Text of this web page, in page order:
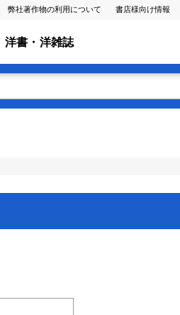
弊社著作物の利用について 書店様向け情報
洋書・洋雑誌